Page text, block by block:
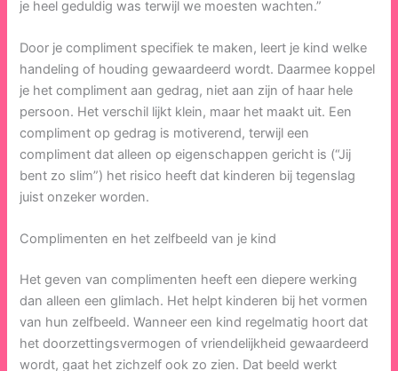
je heel geduldig was terwijl we moesten wachten.”
Door je compliment specifiek te maken, leert je kind welke
handeling of houding gewaardeerd wordt. Daarmee koppel
je het compliment aan gedrag, niet aan zijn of haar hele
persoon. Het verschil lijkt klein, maar het maakt uit. Een
compliment op gedrag is motiverend, terwijl een
compliment dat alleen op eigenschappen gericht is (“Jij
bent zo slim”) het risico heeft dat kinderen bij tegenslag
juist onzeker worden.
Complimenten en het zelfbeeld van je kind
Het geven van complimenten heeft een diepere werking
dan alleen een glimlach. Het helpt kinderen bij het vormen
van hun zelfbeeld. Wanneer een kind regelmatig hoort dat
het doorzettingsvermogen of vriendelijkheid gewaardeerd
wordt, gaat het zichzelf ook zo zien. Dat beeld werkt